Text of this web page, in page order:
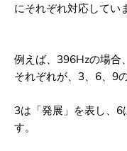
にそれぞれ対応してい
例えば、396Hzの場合
それぞれが、3、6、9
3は「発展」を表し、6
す。